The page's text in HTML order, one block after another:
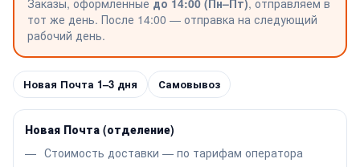
тот же день. После 14:00 — отправка на следующий
рабочий день.
Новая Почта 1–3 дня Самовывоз
Новая Почта (отделение)
Стоимость доставки — по тарифам оператора